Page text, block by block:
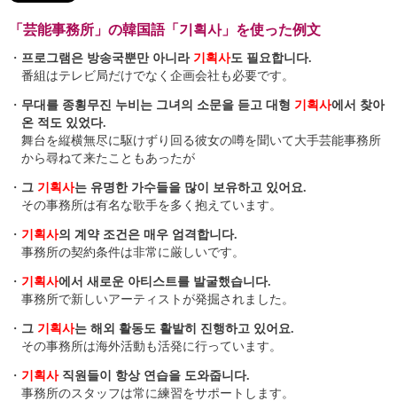
「芸能事務所」の韓国語「기획사」を使った例文
・ 프로그램은 방송국뿐만 아니라 기획사도 필요합니다.
番組はテレビ局だけでなく企画会社も必要です。
・ 무대를 종횡무진 누비는 그녀의 소문을 듣고 대형 기획사에서 찾아
온 적도 있었다.
舞台を縦横無尽に駆けずり回る彼女の噂を聞いて大手芸能事務所
から尋ねて来たこともあったが
・ 그 기획사는 유명한 가수들을 많이 보유하고 있어요.
その事務所は有名な歌手を多く抱えています。
・ 기획사의 계약 조건은 매우 엄격합니다.
事務所の契約条件は非常に厳しいです。
・ 기획사에서 새로운 아티스트를 발굴했습니다.
事務所で新しいアーティストが発掘されました。
・ 그 기획사는 해외 활동도 활발히 진행하고 있어요.
その事務所は海外活動も活発に行っています。
・ 기획사직원들이 항상 연습을 도와줍니다.
事務所のスタッフは常に練習をサポートします。